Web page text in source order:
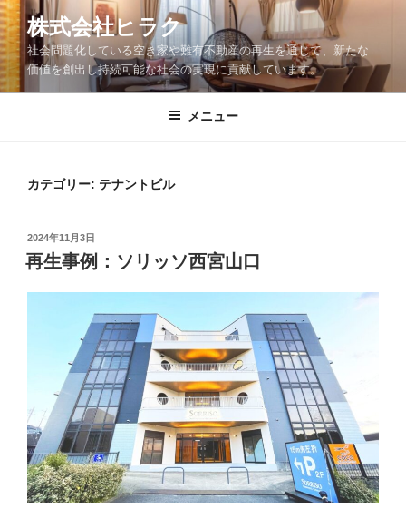
コ
ン
テ
ン
ツ
株式会社ヒラク
社会問題化している空き家や難有不動産の再生を通じて、新たな
価値を創出し持続可能な社会の実現に貢献しています。
メニュー
カテゴリー: テナントビル
投
稿
日:
2024年11月3日
再生事例：ソリッソ西宮山口